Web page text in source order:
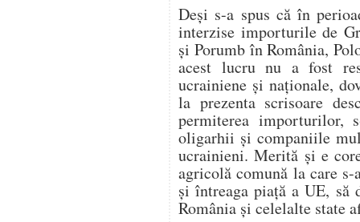
Deși s-a spus că în
interzise importurile de
și Porumb în România,
acest lucru nu a fost
ucrainiene și naționale,
la prezenta scrisoare
permiterea importurilor,
oligarhii și companiile
ucrainieni. Merită și e
agricolă comună la care
și întreaga piață a UE, să
România și celelalte state